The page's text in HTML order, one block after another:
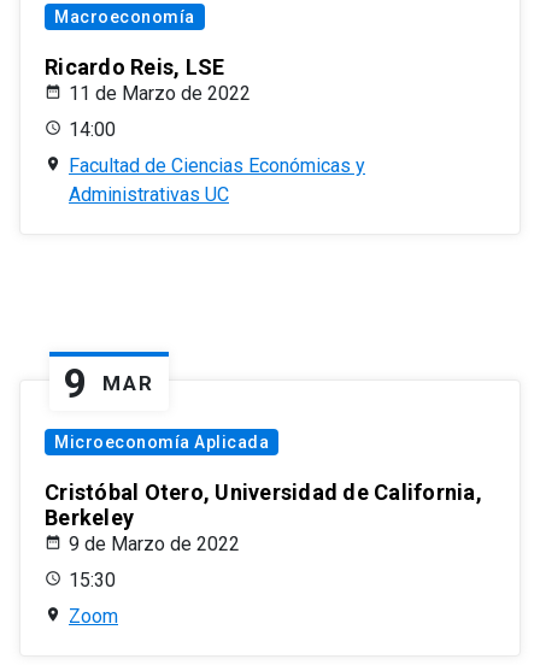
Macroeconomía
Ricardo Reis, LSE
11 de Marzo de 2022
14:00
Facultad de Ciencias Económicas y
Administrativas UC
9 MAR
Microeconomía Aplicada
Cristóbal Otero, Universidad de California,
Berkeley
9 de Marzo de 2022
15:30
Zoom